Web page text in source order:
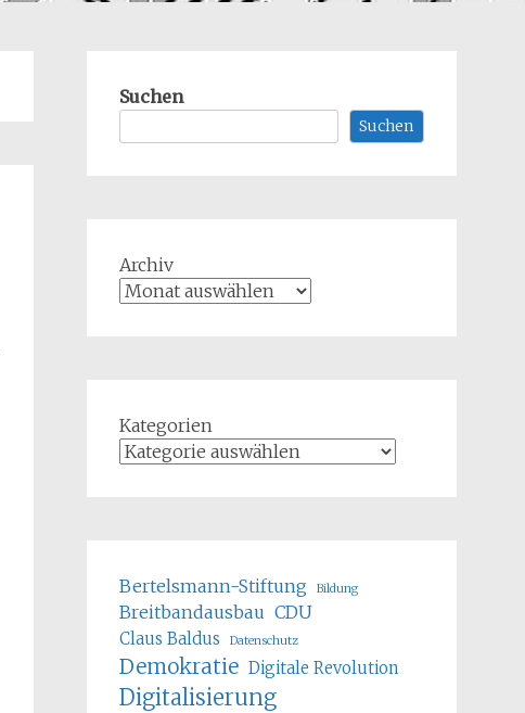
Suchen
Suchen
Archiv
Kategorien
Bertelsmann-Stiftung Bildung
Breitbandausbau CDU
Claus Baldus Datenschutz
Demokratie Digitale Revolution
Digitalisierung